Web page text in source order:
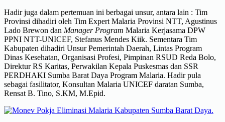
Hadir juga dalam pertemuan ini berbagai unsur, antara lain : Tim
Provinsi dihadiri oleh Tim Expert Malaria Provinsi NTT, Agustinus
Lado Brewon dan Manager Program Malaria Kerjasama DPW
PPNI NTT-UNICEF, Stefanus Mendes Kiik. Sementara Tim
Kabupaten dihadiri Unsur Pemerintah Daerah, Lintas Program
Dinas Kesehatan, Organisasi Profesi, Pimpinan RSUD Reda Bolo,
Direktur RS Karitas, Perwakilan Kepala Puskesmas dan SSR
PERDHAKI Sumba Barat Daya Program Malaria. Hadir pula
sebagai fasilitator, Konsultan Malaria UNICEF daratan Sumba,
Rensat B. Tino, S.KM, M.Epid.